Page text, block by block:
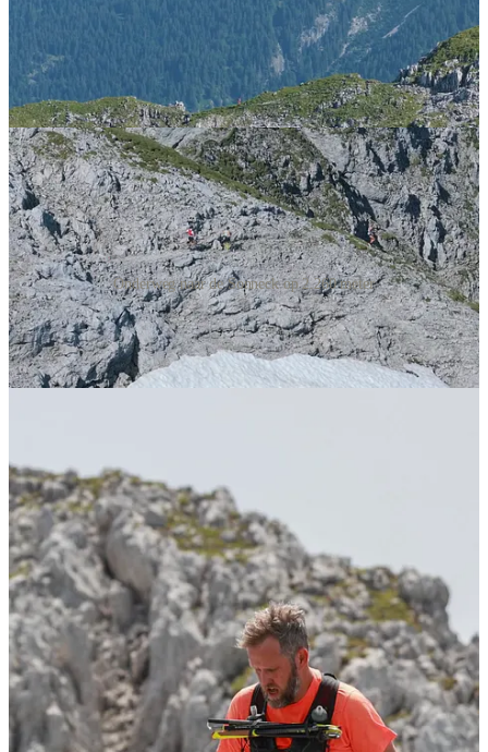
Onderweg naar de Sonneck op 2.260 meter
Terwijl ik daar zo op die prachtige top stond bij te komen en mijn
kansen stond af te wegen, bedacht ik mij plots het volgende. Die
ochtend besloot eliterunner Nichola Jackson (GB) niet te starten
vanwege wat subtiele darmproblemen. En mijn oude
nemen die ze de race kost. Alleen, DNF was geen optie. En de
wedstrijdleiding had de mogelijkheid ingebouwd dat je vóór het
tweede cut-off point kon switchen van de Skyrace naar de
Speedtrail (20,5km., 1.400 hoogtemeters).
Gevolgen? Nou, zeker geen notering voor het Nederlands
Kampioenschap, wat deze Skyrace namelijk ook was. Maar wel de
mogelijkheid alsnog te finishen.
Het was een lastig besluit, want ik ben een snelle downhiller. Eerlijk
gezegd denk ik dat ik de tweede cut-off time nog wel had kunnen
halen. Echter, het klimmen ging zo slecht, dat ik naar de tweede top
vrijwel zeker de lul zou zijn geweest. Dus besloot ik te switchen,
daar op de top van de Sonneck.